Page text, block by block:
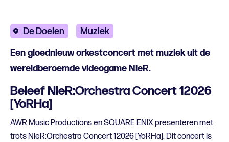
De Doelen Muziek
Een gloednieuw orkestconcert met muziek uit de
wereldberoemde videogame NieR.
Beleef NieR:Orchestra Concert 12026
[YoRHa]
AWR Music Productions en SQUARE ENIX presenteren met
trots NieR:Orchestra Concert 12026 [YoRHa]. Dit concert is